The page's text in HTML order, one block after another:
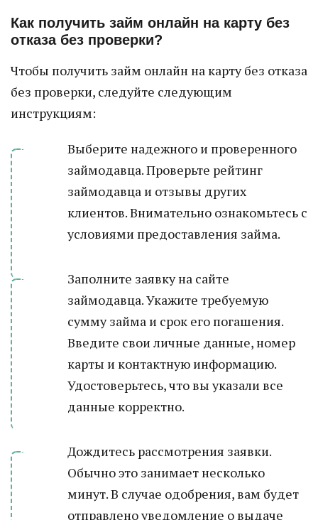
Как получить займ онлайн на карту без
отказа без проверки?
Чтобы получить займ онлайн на карту без отказа
без проверки, следуйте следующим
инструкциям:
Выберите надежного и проверенного
займодавца. Проверьте рейтинг
займодавца и отзывы других
клиентов. Внимательно ознакомьтесь с
условиями предоставления займа.
Заполните заявку на сайте
займодавца. Укажите требуемую
сумму займа и срок его погашения.
Введите свои личные данные, номер
карты и контактную информацию.
Удостоверьтесь, что вы указали все
данные корректно.
Дождитесь рассмотрения заявки.
Обычно это занимает несколько
минут. В случае одобрения, вам будет
отправлено уведомление о выдаче